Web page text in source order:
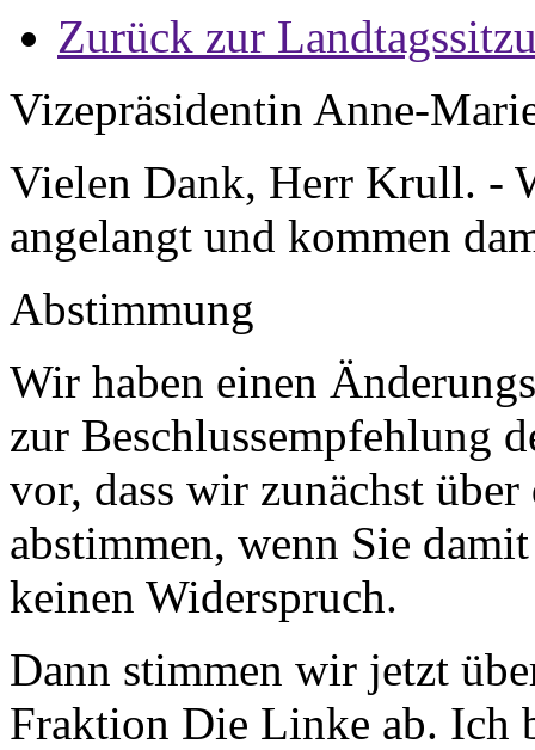
Zurück zur
Vizepräsidentin Anne-
Vielen Dank, Herr Krull. -
angelangt und kommen
Abstimmung
Wir haben einen
zur Beschlussempfehlung
vor, dass wir zunächst
abstimmen, wenn Sie
keinen Widerspruch.
Dann stimmen wir jetzt
Fraktion Die Linke ab. Ich